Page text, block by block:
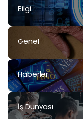
Bilgi
Genel
Haberler
İş Dünyası